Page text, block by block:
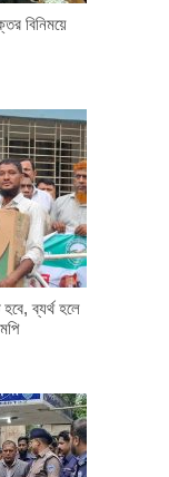
বিনিময়ে
ব্যর্থ হলে